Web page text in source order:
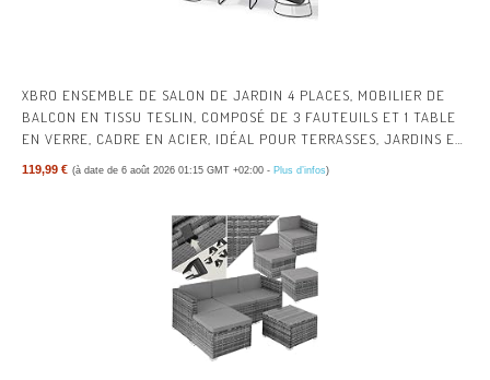
XBRO ENSEMBLE DE SALON DE JARDIN 4 PLACES, MOBILIER DE
BALCON EN TISSU TESLIN, COMPOSÉ DE 3 FAUTEUILS ET 1 TABLE
EN VERRE, CADRE EN ACIER, IDÉAL POUR TERRASSES, JARDINS ET
119,99 € (à date de 6 août 2026 01:15 GMT +02:00 - Plus d’infos)